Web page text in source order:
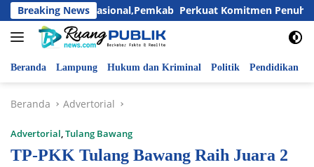
Langsung
ke
konten
Breaking News
Anak Nasional,Pemkab Perkuat Komitmen Penuhi Hak dan
Beranda Lampung Hukum dan Kriminal Politik Pendidikan
Beranda Advertorial
Advertorial,Tulang Bawang
TP-PKK Tulang Bawang Raih Juara 2